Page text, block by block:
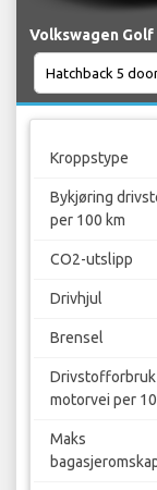
Volkswagen
Kroppstype
Bykjøring
per 100 km
CO2-utslipp
Drivhjul
Brensel
Drivstofforbruk
motorvei per
Maks